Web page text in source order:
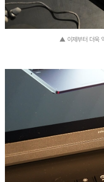
▲ 이제부터 더욱